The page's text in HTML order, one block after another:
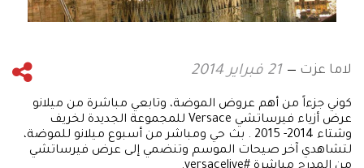
لاما عزت 21 فبراير 2014
كوني جزءاً من أهم عروض الموضة، وتابعي مباشرة من ميلانو
عرض أزياء فيرساتشي Versace للمجموعة الجديدة لخريف
وشتاء 2014- 2015 . بث حي ومباشر من أسبوع ميلانو للموضة،
لتشاهدي آخر صيحات الموسم وتنضمي إلى عرض فيرساتشي